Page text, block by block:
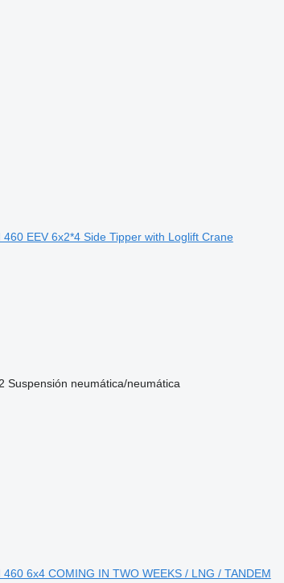
460 EEV 6x2*4 Side Tipper with Loglift Crane
Suspensión neumática/neumática
460 6x4 COMING IN TWO WEEKS / LNG / TANDEM